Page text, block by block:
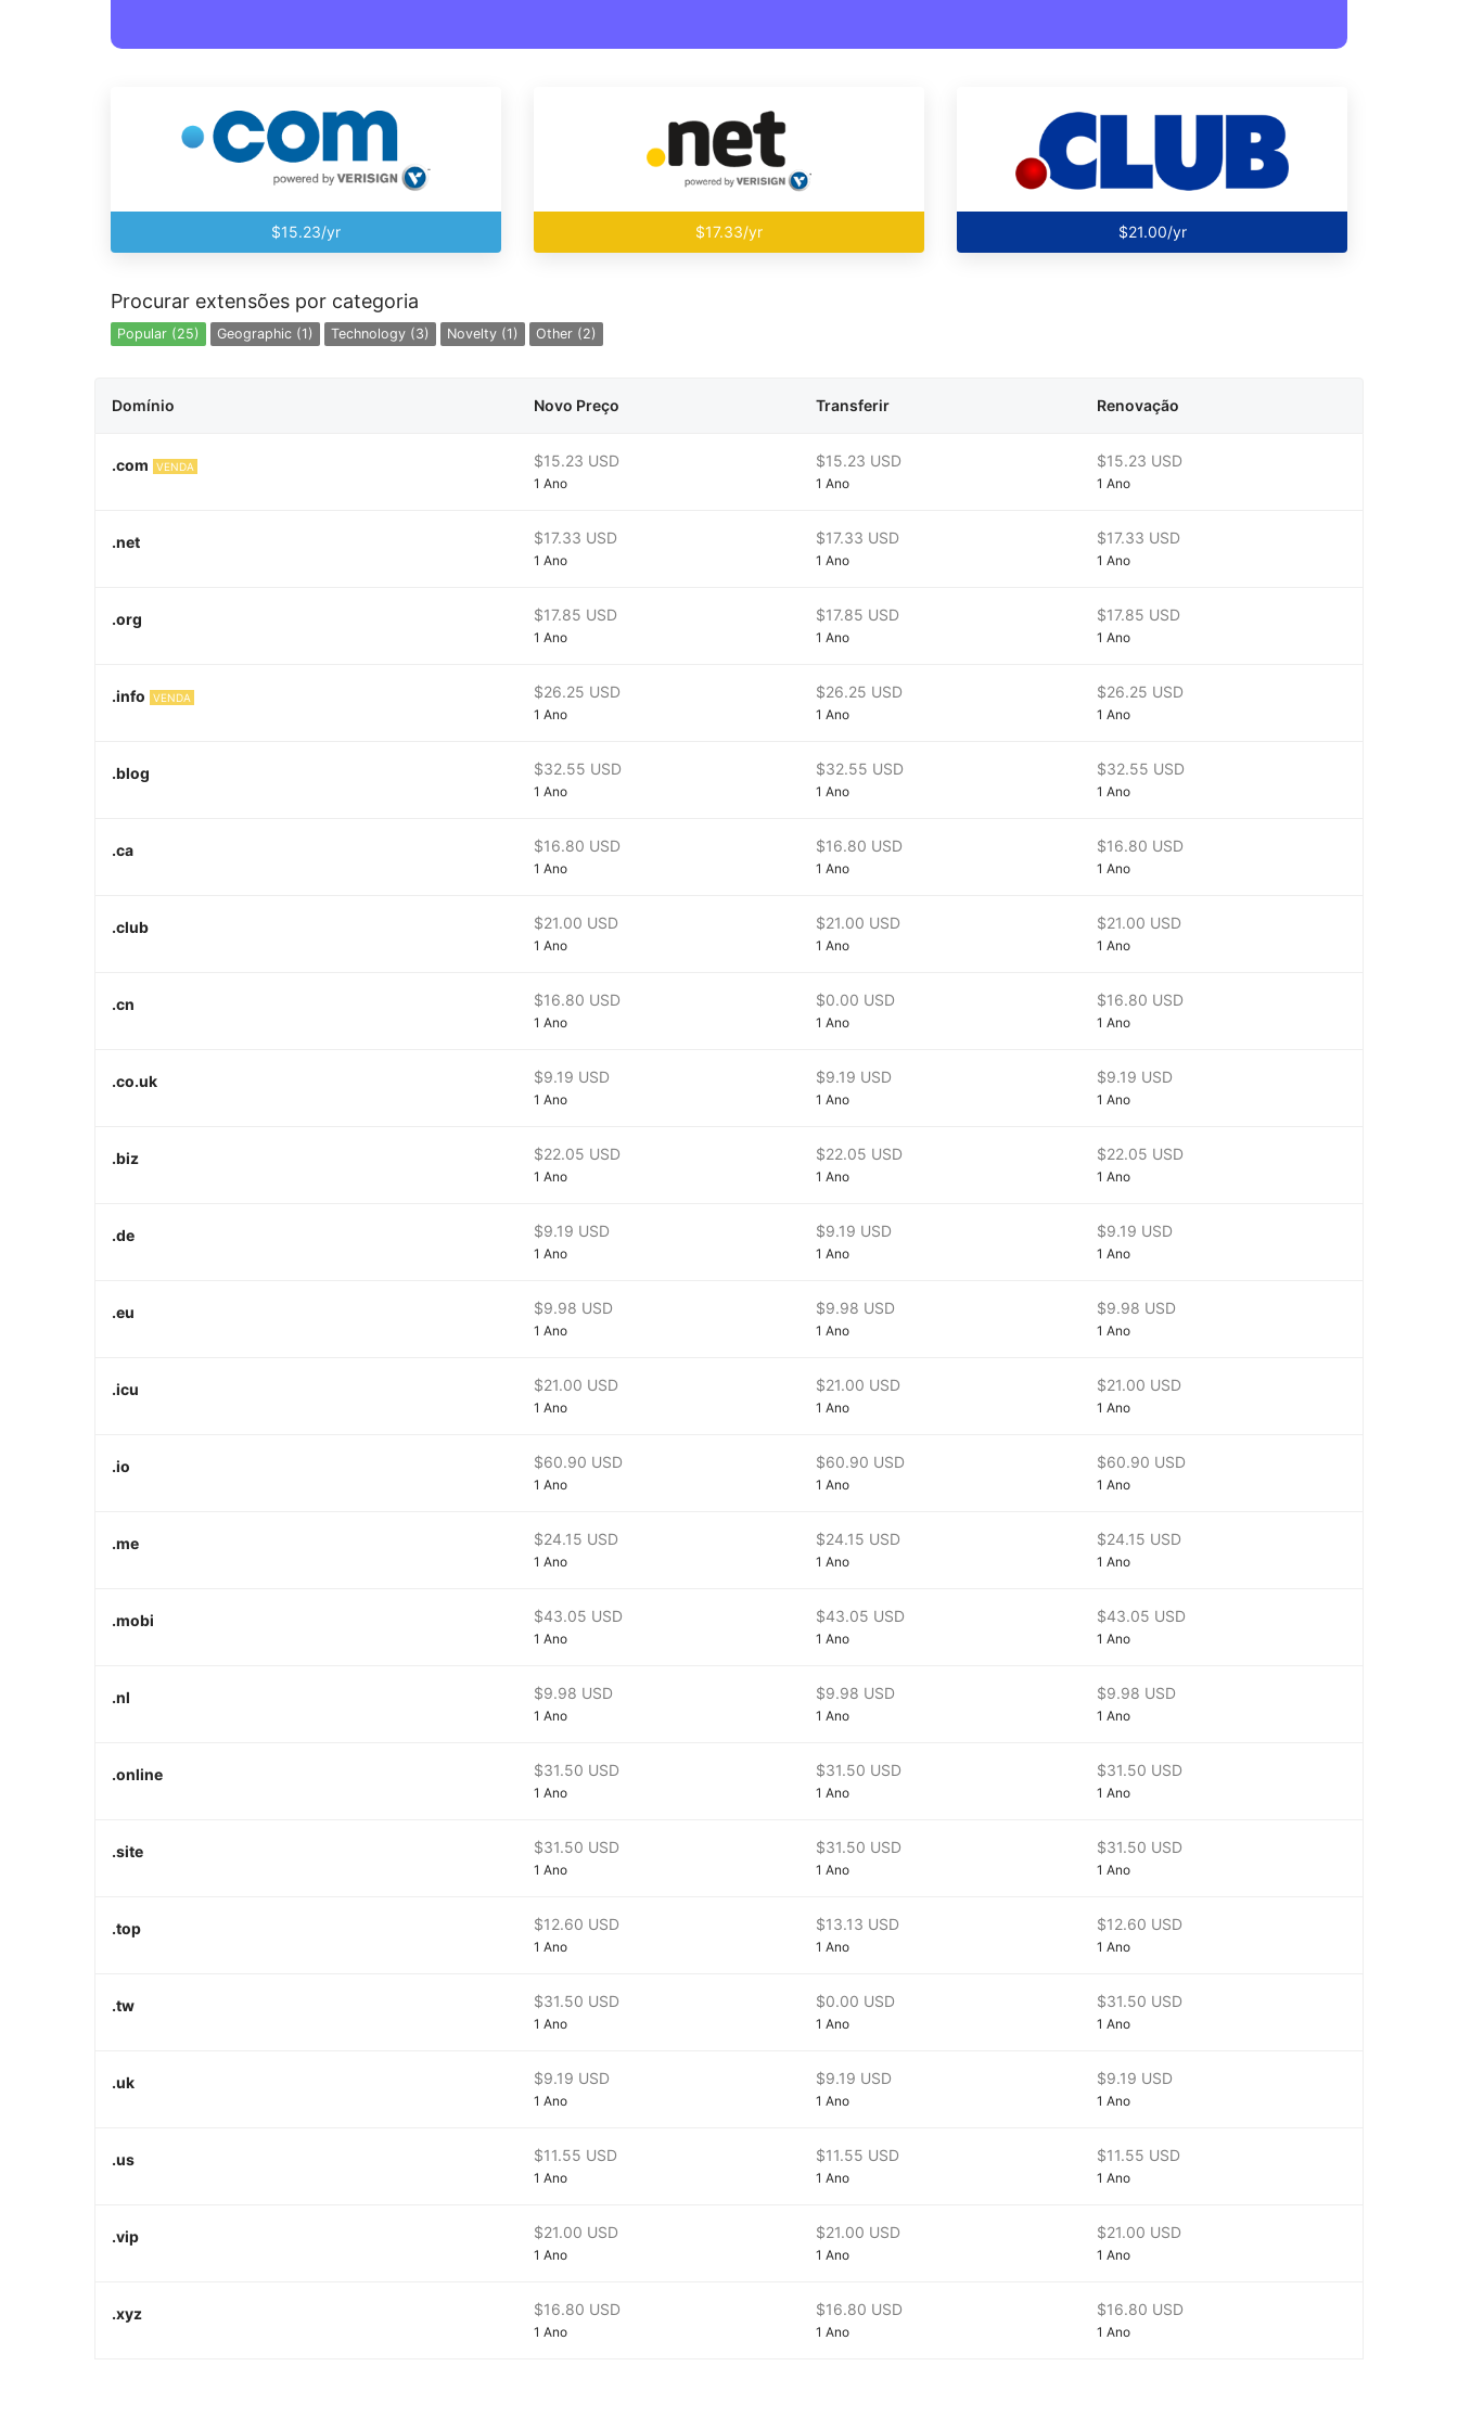
$15.23/yr $17.33/yr $21.00/yr
Procurar extensões por categoria
Popular (25) Geographic (1) Technology (3) Novelty (1) Other (2)
Domínio Novo Preço Transferir Renovação
.com VENDA $15.23 USD
1 Ano
$15.23 USD
1 Ano
$15.23 USD
1 Ano
.net $17.33 USD
1 Ano
$17.33 USD
1 Ano
$17.33 USD
1 Ano
.org $17.85 USD
1 Ano
$17.85 USD
1 Ano
$17.85 USD
1 Ano
.info VENDA $26.25 USD
1 Ano
$26.25 USD
1 Ano
$26.25 USD
1 Ano
.blog $32.55 USD
1 Ano
$32.55 USD
1 Ano
$32.55 USD
1 Ano
.ca $16.80 USD
1 Ano
$16.80 USD
1 Ano
$16.80 USD
1 Ano
.club $21.00 USD
1 Ano
$21.00 USD
1 Ano
$21.00 USD
1 Ano
.cn $16.80 USD
1 Ano
$0.00 USD
1 Ano
$16.80 USD
1 Ano
.co.uk $9.19 USD
1 Ano
$9.19 USD
1 Ano
$9.19 USD
1 Ano
.biz $22.05 USD
1 Ano
$22.05 USD
1 Ano
$22.05 USD
1 Ano
.de $9.19 USD
1 Ano
$9.19 USD
1 Ano
$9.19 USD
1 Ano
.eu $9.98 USD
1 Ano
$9.98 USD
1 Ano
$9.98 USD
1 Ano
.icu $21.00 USD
1 Ano
$21.00 USD
1 Ano
$21.00 USD
1 Ano
.io $60.90 USD
1 Ano
$60.90 USD
1 Ano
$60.90 USD
1 Ano
.me $24.15 USD
1 Ano
$24.15 USD
1 Ano
$24.15 USD
1 Ano
.mobi $43.05 USD
1 Ano
$43.05 USD
1 Ano
$43.05 USD
1 Ano
.nl $9.98 USD
1 Ano
$9.98 USD
1 Ano
$9.98 USD
1 Ano
.online $31.50 USD
1 Ano
$31.50 USD
1 Ano
$31.50 USD
1 Ano
.site $31.50 USD
1 Ano
$31.50 USD
1 Ano
$31.50 USD
1 Ano
.top $12.60 USD
1 Ano
$13.13 USD
1 Ano
$12.60 USD
1 Ano
.tw $31.50 USD
1 Ano
$0.00 USD
1 Ano
$31.50 USD
1 Ano
.uk $9.19 USD
1 Ano
$9.19 USD
1 Ano
$9.19 USD
1 Ano
.us $11.55 USD
1 Ano
$11.55 USD
1 Ano
$11.55 USD
1 Ano
.vip $21.00 USD
1 Ano
$21.00 USD
1 Ano
$21.00 USD
1 Ano
.xyz $16.80 USD
1 Ano
$16.80 USD
1 Ano
$16.80 USD
1 Ano